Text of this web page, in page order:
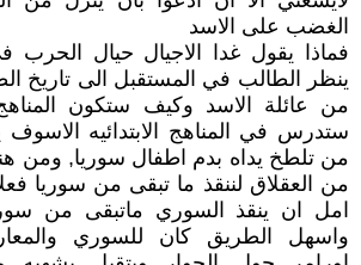
الغضب على الاسد
فماذا يقول غدا الاجيال حيال
ينظر الطالب في المستقبل الى تاريخ
من عائلة الاسد وكيف ستكون المناهج
ستدرس في المناهج الابتدائيه الاسوف
من تلطخ يداه بدم اطفال سوريا, ومن
من العقلاق لننقذ ما تبقى من سوريا
امل ان ينقذ السوري ماتبقى من
واسهل الطريق كان للسوري